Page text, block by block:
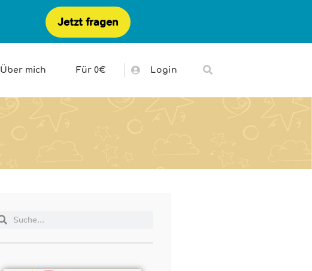
Jetzt fragen
Über mich Für 0€ Login